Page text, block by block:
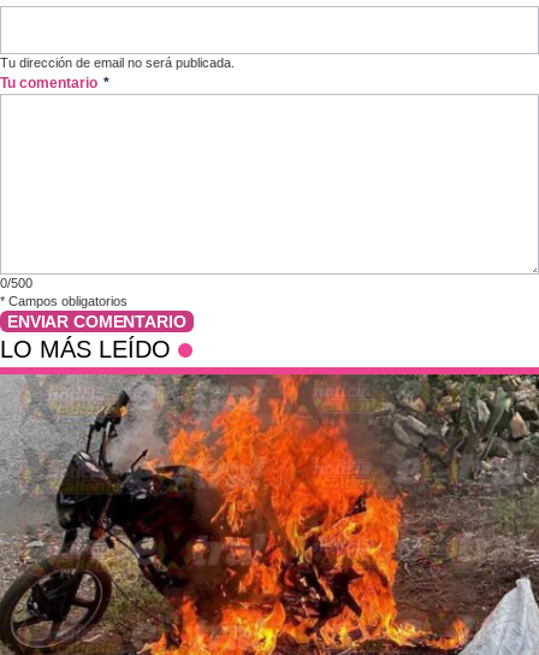
Tu dirección de email no será publicada.
Tu comentario *
0/500
* Campos obligatorios
ENVIAR COMENTARIO
LO MÁS LEÍDO